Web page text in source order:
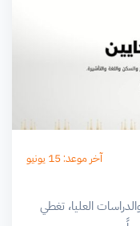
آخر موعد: 15 يونيو
العليا، تغطي